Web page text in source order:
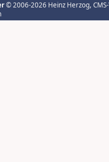
© 2006-2026 Heinz Herzog,